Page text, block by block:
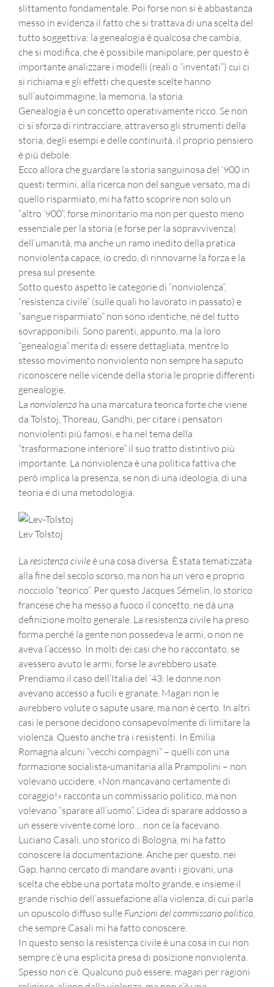
slittamento fondamentale. Poi forse non si è abbastanza
messo in evidenza il fatto che si trattava di una scelta del
tutto soggettiva: la genealogia è qualcosa che cambia,
che si modifica, che è possibile manipolare, per questo è
importante analizzare i modelli (reali o “inventati”) cui ci
si richiama e gli effetti che queste scelte hanno
sull’autoimmagine, la memoria, la storia.
Genealogia è un concetto operativamente ricco. Se non
ci si sforza di rintracciare, attraverso gli strumenti della
storia, degli esempi e delle continuità, il proprio pensiero
è più debole.
Ecco allora che guardare la storia sanguinosa del ‘900 in
questi termini, alla ricerca non del sangue versato, ma di
quello risparmiato, mi ha fatto scoprire non solo un
“altro ‘900”, forse minoritario ma non per questo meno
essenziale per la storia (e forse per la sopravvivenza)
dell’umanità, ma anche un ramo inedito della pratica
nonviolenta capace, io credo, di rinnovarne la forza e la
presa sul presente.
Sotto questo aspetto le categorie di “nonviolenza”,
“resistenza civile” (sulle quali ho lavorato in passato) e
“sangue risparmiato” non sono identiche, né del tutto
sovrapponibili. Sono parenti, appunto, ma la loro
“genealogia” merita di essere dettagliata, mentre lo
stesso movimento nonviolento non sempre ha saputo
riconoscere nelle vicende della storia le proprie differenti
genealogie.
La nonviolenza ha una marcatura teorica forte che viene
da Tolstoj, Thoreau, Gandhi, per citare i pensatori
nonviolenti più famosi, e ha nel tema della
“trasformazione interiore” il suo tratto distintivo più
importante. La nonviolenza è una politica fattiva che
però implica la presenza, se non di una ideologia, di una
teoria e di una metodologia.
Lev Tolstoj
La resistenza civileè una cosa diversa. È stata tematizzata
alla fine del secolo scorso, ma non ha un vero e proprio
nocciolo “teorico”. Per questo Jacques Sémelin, lo storico
francese che ha messo a fuoco il concetto, ne dà una
definizione molto generale. La resistenza civile ha preso
forma perché la gente non possedeva le armi, o non ne
aveva l’accesso. In molti dei casi che ho raccontato, se
avessero avuto le armi, forse le avrebbero usate.
Prendiamo il caso dell’Italia del ’43: le donne non
avevano accesso a fucili e granate. Magari non le
avrebbero volute o sapute usare, ma non è certo. In altri
casi le persone decidono consapevolmente di limitare la
violenza. Questo anche tra i resistenti. In Emilia
Romagna alcuni “vecchi compagni” – quelli con una
formazione socialista-umanitaria alla Prampolini – non
volevano uccidere. «Non mancavano certamente di
coraggio!» racconta un commissario politico, ma non
volevano “sparare all’uomo”. L’idea di sparare addosso a
un essere vivente come loro… non ce la facevano.
Luciano Casali, uno storico di Bologna, mi ha fatto
conoscere la documentazione. Anche per questo, nei
Gap, hanno cercato di mandare avanti i giovani, una
scelta che ebbe una portata molto grande, e insieme il
grande rischio dell’assuefazione alla violenza, di cui parla
un opuscolo diffuso sulle Funzioni del commissario politico
che sempre Casali mi ha fatto conoscere.
In questo senso la resistenza civile è una cosa in cui non
sempre c’è una esplicita presa di posizione nonviolenta.
Spesso non c’è. Qualcuno può essere, magari per ragioni